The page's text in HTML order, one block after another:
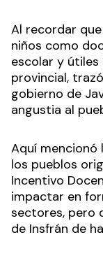
Al recordar
niños como
escolar y
provincial,
gobierno de
angustia al
Aquí mencionó
los pueblos
Incentivo
impactar en
sectores, pero
de Insfrán de